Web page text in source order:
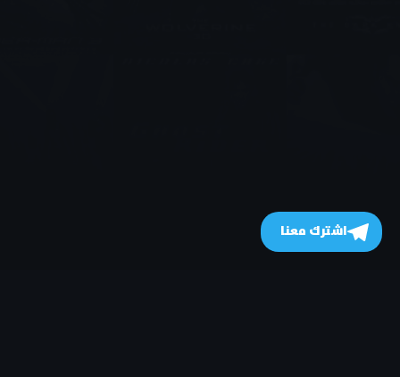
اشترك معنا